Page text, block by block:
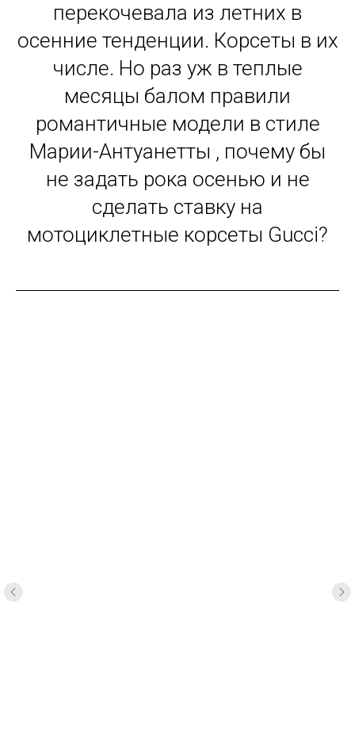
перекочевала из летних в
осенние тенденции. Корсеты в их
числе. Но раз уж в теплые
месяцы балом правили
романтичные модели в стиле
Марии-Антуанетты , почему бы
не задать рока осенью и не
сделать ставку на
мотоциклетные корсеты Gucci?